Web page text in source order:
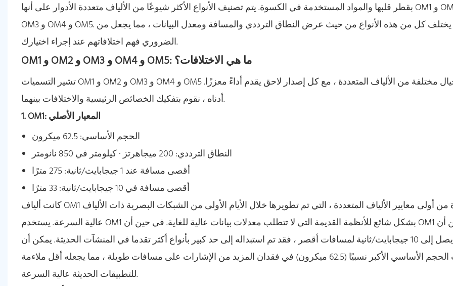
بقطر قلبها والمواد المستخدمة في الكسوة. يتم تصنيف الأنواع الأكثر شيوعًا من الألياف متعددة الأدوار على أنها OM1 و OM2 و
OM3 و OM4 و OM5. يختلف كل من هذه الأنواع من حيث عرض النطاق الترددي والمسافة ومعدل البيانات ، مما يجعل من
الضروري فهم اختلافاتهم عند إجراء اختيارك.
OM1 و OM2 و OM3 و OM4 و OM5: ما هي الاختلافات؟
تشير التسميات OM1 و OM2 و OM3 و OM4 و OM5 إلى أجيال مختلفة من الألياف المتعددة ، مع كل إصدار لاحق يقدم أداءً معززًا.
أدناه ، نقوم بتفكيك الخصائص الرئيسية والاختلافات بينهما.
1. OM1: المعيار الأصلي
الحجم الأساسي: 62.5 ميكرون
النطاق الترددي: 200 ميجاهرتز · كيلومتر في 850 نانومتر
أقصى مسافة عند 1 جيجابايت/ثانية: 275 مترًا
أقصى مسافة في 10 جيجابايت/ثانية: 33 مترًا
كانت ألياف OM1 واحدة من أولى معايير الألياف المتعددة ، التي تم تطويرها خلال الأيام الأولى من الشبكات البصرية ذات الألياف
عالية السرعة. يستخدم OM1 بشكل شائع للأنظمة القديمة التي لا تتطلب معدلات بيانات عالية للغاية. في حين أن OM1 يمكن أن
يدعم ما يصل إلى 10 جيجابايت/ثانية لمسافات أقصر ، فقد تم استبداله إلى حد كبير بأنواع أكثر تقدما في المنشآت الحديثة. يمكن أن
يتسبب الحجم الأساسي الأكبر نسبيًا (62.5 ميكرون) في فقدان المزيد من الإشارات على مسافات طويلة ، مما يجعله أقل ملاءمة
للتطبيقات الحديثة عالية السرعة.